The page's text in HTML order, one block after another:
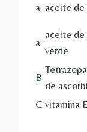
a aceite de
a
aceite de
verde
B
de
C vitamina E